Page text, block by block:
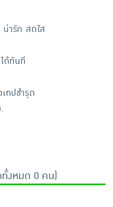
ารัก สดใส
ด้ทันที
ทปชำรุด
ทั้งหมด 0 คน)